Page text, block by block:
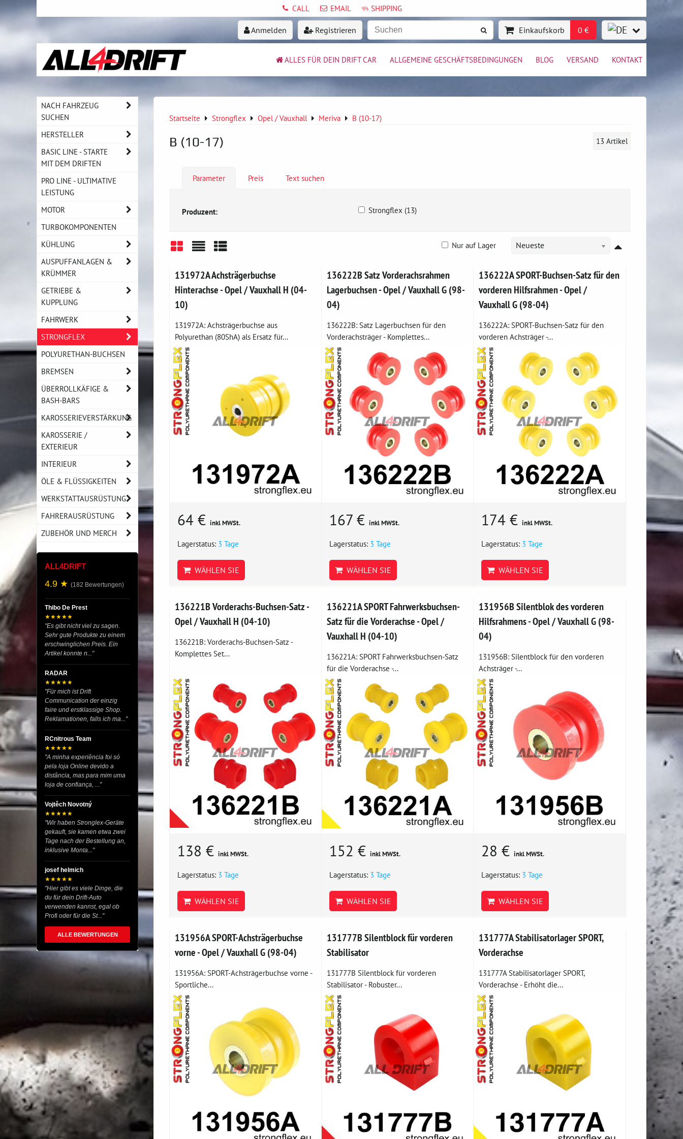
CALL EMAIL SHIPPING
Anmelden Registrieren Einkaufskorb 0 €
ALLES FÜR DEIN DRIFT CAR ALLGEMEINE GESCHÄFTSBEDINGUNGEN BLOG VERSAND KONTAKT
Startseite Strongflex Opel / Vauxhall Meriva B (10-17)
B (10-17) 13 Artikel
Parameter Preis Text suchen
Produzent: Strongflex (13)
Neueste
Nur auf Lager
131972A Achsträgerbuchse
Hinterachse - Opel / Vauxhall H (04-
10)
131972A: Achsträgerbuchse aus
Polyurethan (80ShA) als Ersatz für...
64 € inkl MWSt.
Lagerstatus: 3 Tage
WÄHLEN SIE
136222B Satz Vorderachsrahmen
Lagerbuchsen - Opel / Vauxhall G (98-
04)
136222B: Satz Lagerbuchsen für den
Vorderachsträger - Komplettes...
167 € inkl MWSt.
Lagerstatus: 3 Tage
WÄHLEN SIE
136222A SPORT-Buchsen-Satz für den
vorderen Hilfsrahmen - Opel /
Vauxhall G (98-04)
136222A: SPORT-Buchsen-Satz für den
vorderen Achsträger -...
174 €inkl MWSt.
Lagerstatus: 3 Tage
WÄHLEN SIE
136221B Vorderachs-Buchsen-Satz -
Opel / Vauxhall H (04-10)
136221B: Vorderachs-Buchsen-Satz -
Komplettes Set...
138 € inkl MWSt.
Lagerstatus: 3 Tage
WÄHLEN SIE
136221A SPORT Fahrwerksbuchsen-
Satz für die Vorderachse - Opel /
Vauxhall H (04-10)
136221A: SPORT Fahrwerksbuchsen-Satz
für die Vorderachse -...
152 € inkl MWSt.
Lagerstatus: 3 Tage
WÄHLEN SIE
131956B Silentblok des vorderen
Hilfsrahmens - Opel / Vauxhall G (98-
04)
131956B: Silentblock für den vorderen
Achsträger -...
28 €inkl MWSt.
Lagerstatus: 3 Tage
WÄHLEN SIE
131956A SPORT-Achsträgerbuchse
vorne - Opel / Vauxhall G (98-04)
131956A: SPORT-Achsträgerbuchse vorne -
Sportliche...
131777B Silentblock für vorderen
Stabilisator
131777B Silentblock für vorderen
Stabilisator - Robuster...
131777A Stabilisatorlager SPORT,
Vorderachse
131777A Stabilisatorlager SPORT,
Vorderachse - Erhöht die...
NACH FAHRZEUG
SUCHEN
HERSTELLER
BASIC LINE - STARTE
MIT DEM DRIFTEN
PRO LINE - ULTIMATIVE
LEISTUNG
MOTOR
TURBOKOMPONENTEN
KÜHLUNG
AUSPUFFANLAGEN &
KRÜMMER
GETRIEBE &
KUPPLUNG
FAHRWERK
STRONGFLEX
POLYURETHAN-BUCHSEN
BREMSEN
ÜBERROLLKÄFIGE &
BASH-BARS
KAROSSERIEVERSTÄRKUNG
KAROSSERIE /
EXTERIEUR
INTERIEUR
ÖLE & FLÜSSIGKEITEN
WERKSTATTAUSRÜSTUNG
FAHRERAUSRÜSTUNG
ZUBEHÖR UND MERCH
ALL4DRIFT
4.9 ★ (182 Bewertungen)
Thibo De Prest
★★★★★
"Es gibt nicht viel zu sagen.
Sehr gute Produkte zu einem
erschwinglichen Preis. Ein
Artikel konnte n..."
RADAR
★★★★★
"Für mich ist Drift
Communication der einzig
faire und erstklassige Shop.
Reklamationen, falls ich ma..."
RCnitrous Team
★★★★★
"A minha experiência foi só
pela loja Online devido a
distância, mas para mim uma
loja de confiança, ..."
Vojtěch Novotný
★★★★★
"Wir haben Stronglex-Geräte
gekauft, sie kamen etwa zwei
Tage nach der Bestellung an,
inklusive Monta..."
josef helmich
★★★★★
"Hier gibt es viele Dinge, die
du für dein Drift-Auto
verwenden kannst, egal ob
Profi oder für die St..."
ALLE BEWERTUNGEN